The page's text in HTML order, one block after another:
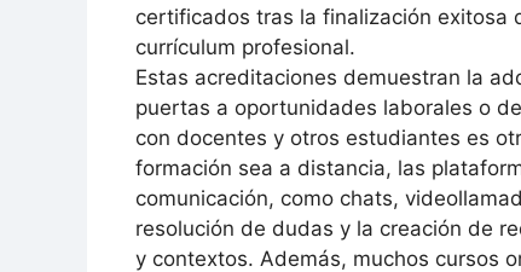
certificados tras la finalización exitosa
currículum profesional.
Estas acreditaciones demuestran la
puertas a oportunidades laborales o
con docentes y otros estudiantes es
formación sea a distancia, las
comunicación, como chats,
resolución de dudas y la creación de
y contextos. Además, muchos cursos